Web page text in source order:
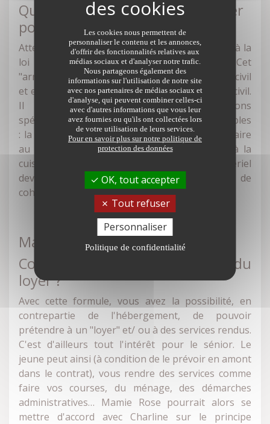
Quelles sont les règles à respecter
pour pouvoir louer ?
Attention, ce n'est en aucun cas un bail soumis à la
loi du 6/07/89 surles rapports locatifs.
Cet
"arrangement" est un contrat au sens du Code civil
et est soumis aux articles 1101 à 1231 du Code civil.
Il doit contenir également des dispositions
spécifiques. Des aspects sont donc non négociables
: la taille de la chambre par exemple qui doit faire
au moins 9 m2 et également un libre accès à la
cuisine et aux sanitaires. Un arrêté ministériel
devrait prochainement définir une charte de
cohabitation intergénérationnelle solidaire.
Mamie Rose
Comment fixer le montant du
loyer ?
Avec cette formule, vous avez la possibilité, en
contrepartie de l'hébergement, de pouvoir
prétendre à un "loyer" et/ ou à des services rendus.
C'est d'ailleurs tout l'intérêt pour le sénior. Le
jeune peut ainsi (à condition de le prévoir en amont
dans le contrat), vous rendre des services comme
faire vos courses, du ménage, des démarches
administratives… Mamie Rose pourrait alors se
mettre d'accord avec Charline sur le principe
Les cookies nous permettent de
personnaliser le contenu et les annonces,
d'offrir des fonctionnalités relatives aux
médias sociaux et d'analyser notre trafic.
Nous partageons également des
informations sur l'utilisation de notre site
avec nos partenaires de médias sociaux et
d'analyse, qui peuvent combiner celles-ci
avec d'autres informations que vous leur
avez fournies ou qu'ils ont collectées lors
de votre utilisation de leurs services.
Pour en savoir plus sur notre politique de
protection des données
OK, tout accepter
Tout refuser
Personnaliser
Politique de confidentialité